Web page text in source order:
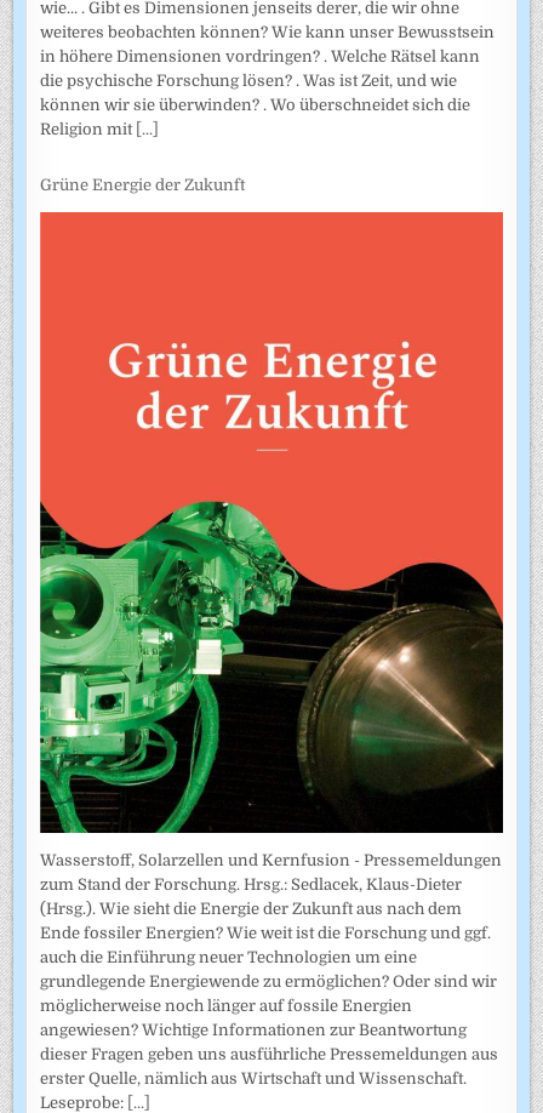
wie... . Gibt es Dimensionen jenseits derer, die wir ohne
weiteres beobachten können? Wie kann unser Bewusstsein
in höhere Dimensionen vordringen? . Welche Rätsel kann
die psychische Forschung lösen? . Was ist Zeit, und wie
können wir sie überwinden? . Wo überschneidet sich die
Religion mit [...]
Grüne Energie der Zukunft
Wasserstoff, Solarzellen und Kernfusion - Pressemeldungen
zum Stand der Forschung. Hrsg.: Sedlacek, Klaus-Dieter
(Hrsg.). Wie sieht die Energie der Zukunft aus nach dem
Ende fossiler Energien? Wie weit ist die Forschung und ggf.
auch die Einführung neuer Technologien um eine
grundlegende Energiewende zu ermöglichen? Oder sind wir
möglicherweise noch länger auf fossile Energien
angewiesen? Wichtige Informationen zur Beantwortung
dieser Fragen geben uns ausführliche Pressemeldungen aus
erster Quelle, nämlich aus Wirtschaft und Wissenschaft.
Leseprobe: [...]